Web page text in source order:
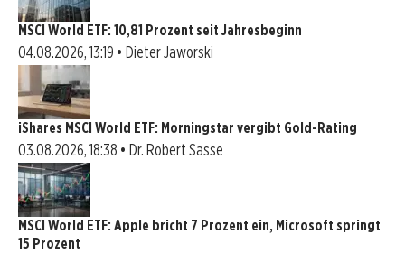
MSCI World ETF: 10,81 Prozent seit Jahresbeginn
04.08.2026, 13:19 • Dieter Jaworski
iShares MSCI World ETF: Morningstar vergibt Gold-Rating
03.08.2026, 18:38 • Dr. Robert Sasse
MSCI World ETF: Apple bricht 7 Prozent ein, Microsoft springt
15 Prozent